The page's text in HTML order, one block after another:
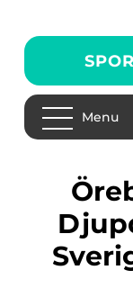
Menu
Örebro hockey: En